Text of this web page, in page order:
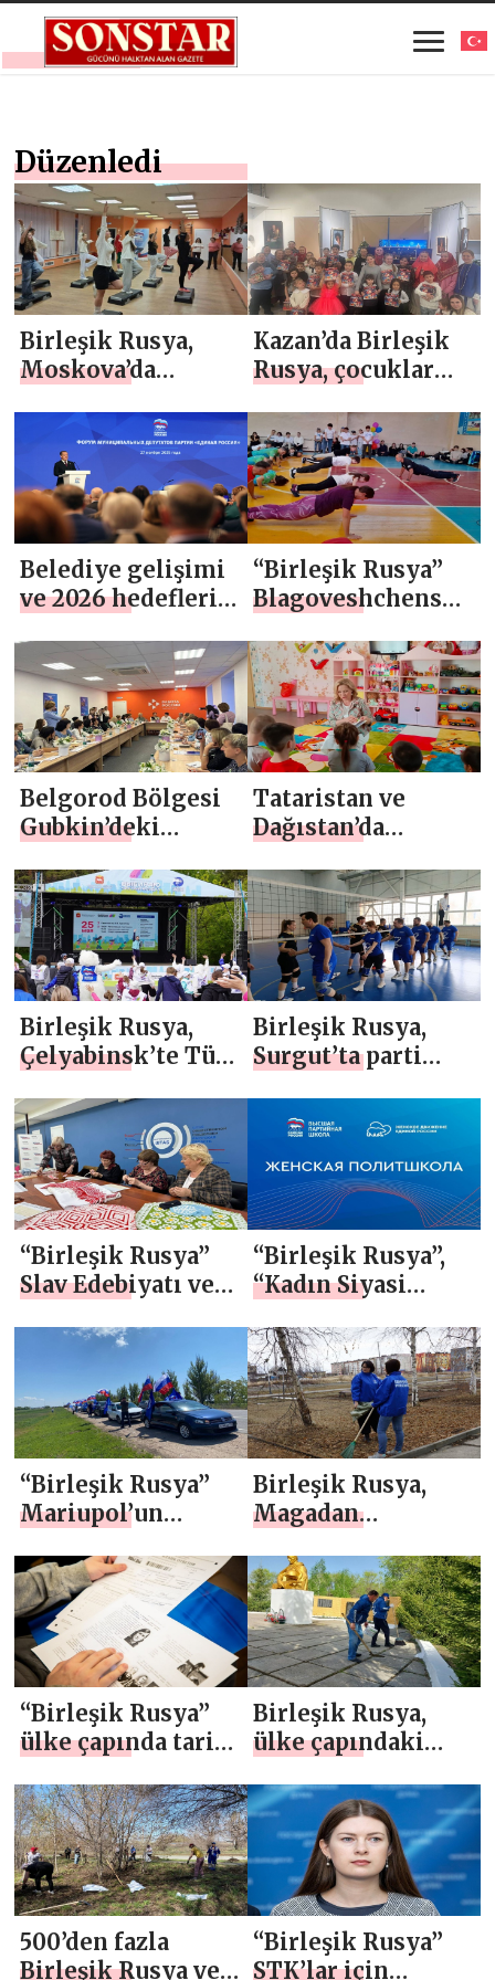
Düzenledi
Birleşik Rusya,
Moskova’da
düzenledi
Kazan’da Birleşik
Rusya, çocuklar
partisi düzenledi
Belediye gelişimi
ve 2026 hedefleri:
Belediye
Milletvekilleri
Tüm Rusya
Forumu’nu
düzenledi
“Birleşik Rusya”
Blagoveshchensk
“Şampiyonla
Antrenman”
düzenledi
Belgorod Bölgesi
Gubkin’deki
Kadın Hareketi”
sınır belediyeleri
sakinleriyle bir
toplantı düzenledi
Tataristan ve
Dağıstan’da
milletvekilleri
yetimler ve
engelli çocuklar
için bayramlar
düzenledi
Birleşik Rusya,
Çelyabinsk’te Tüm
Havayı Seçin”
kampanyası
kapsamında bir
spor festivali
düzenledi.
Birleşik Rusya,
Surgut’ta parti
arasında bölgesel
voleybol
şampiyonasının
finalini düzenledi
“Birleşik Rusya”
Slav Edebiyatı ve
nedeniyle
etkinlikler
düzenledi
“Birleşik Rusya”,
“Kadın Siyasi
çevrimiçi
oturumlarını
düzenledi
“Birleşik Rusya”
Mariupol’un
Günü
münasebetiyle bir
araba mitingi
düzenledi
Birleşik Rusya,
Magadan
Mayıs onuruna
çevre ve
vatanseverlik
etkinlikleri
düzenledi
“Birleşik Rusya”
ülke çapında tarihi
etkinliği
düzenledi
Birleşik Rusya,
ülke çapındaki
yerlerde temizlik
günleri düzenledi
500’den fazla
Birleşik Rusya ve
“Birleşik Rusya”
STK’lar için